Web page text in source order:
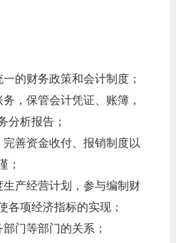
的财务政策和会计制度；
，保管会计凭证、账簿，
分析报告；
善资金收付、报销制度以
；
产经营计划，参与编制财
各项经济指标的实现；
门等部门的关系；